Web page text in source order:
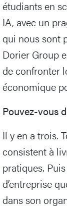
étudiants en
IA, avec un
qui nous sont
Dorier Group
de confronter
économique
Pouvez-vous
Il y en a trois.
consistent à
pratiques.
d’entreprise
dans son